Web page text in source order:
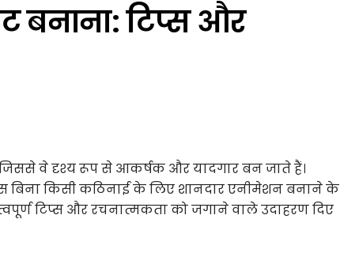
टिप्स और
वे दृश्य रूप से आकर्षक और यादगार बन जाते हैं।
बिना किसी कठिनाई के लिए शानदार एनीमेशन बनाने के
टिप्स और रचनात्मकता को जगाने वाले उदाहरण दिए